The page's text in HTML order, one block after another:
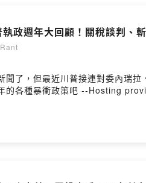
政週年大回顧！關稅談判、
聞了，但最近川普接連對委內瑞
的各種暴衝政策吧 --Hosting